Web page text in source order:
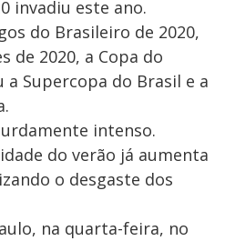
invadiu este ano.
do Brasileiro de 2020,
de 2020, a Copa do
a Supercopa do Brasil e a
intenso.
do verão já aumenta
o desgaste dos
na quarta-feira, no